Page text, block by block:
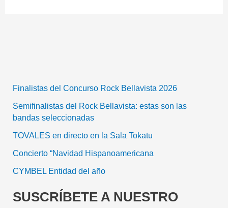
Finalistas del Concurso Rock Bellavista 2026
Semifinalistas del Rock Bellavista: estas son las
bandas seleccionadas
TOVALES en directo en la Sala Tokatu
Concierto “Navidad Hispanoamericana
CYMBEL Entidad del año
SUSCRÍBETE A NUESTRO